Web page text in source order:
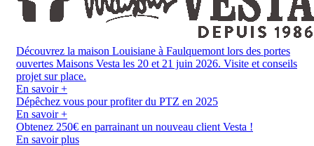
Découvrez la maison Louisiane à Faulquemont lors des portes
ouvertes Maisons Vesta les 20 et 21 juin 2026. Visite et conseils
projet sur place.
En savoir +
Dépêchez vous pour profiter du PTZ en 2025
En savoir +
Obtenez 250€ en parrainant un nouveau client Vesta !
En savoir plus